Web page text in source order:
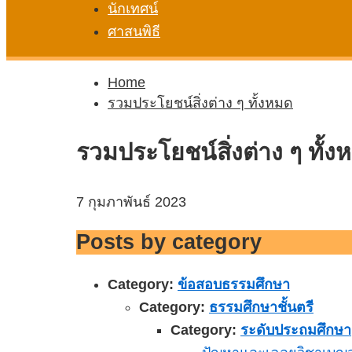
นักเทศน์
ศาสนพิธี
Home
รวมประโยชน์สิ่งต่าง ๆ ทั้งหมด
รวมประโยชน์สิ่งต่าง ๆ ทั้ง
7 กุมภาพันธ์ 2023
Posts by category
Category: ข้อสอบธรรมศึกษา
Category: ธรรมศึกษาชั้นตรี
Category: ระดับประถมศึกษา